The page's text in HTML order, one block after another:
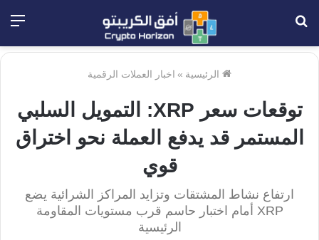
الرئيسية » اخبار العملات الرقمية
توقعات سعر XRP: التمويل السلبي
المستمر قد يدفع العملة نحو اختراق
قوي
ارتفاع نشاط المشتقات وتزايد المراكز الشرائية يضع
XRP أمام اختبار حاسم قرب مستويات المقاومة
الرئيسية